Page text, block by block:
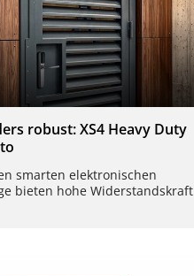
robust: XS4 Heavy Duty
smarten elektronischen
bieten hohe Widerstandskraft